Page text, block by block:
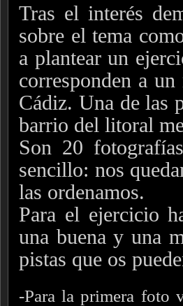
Tras el interés
sobre el tema
a plantear un
corresponden a
Cádiz. Una de las
barrio del litoral
Son 20
sencillo: nos
las ordenamos.
Para el ejercicio
una buena y una
pistas que os
-Para la primera foto